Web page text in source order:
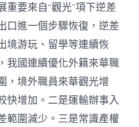
重要來自“觀光”項下逆差
口進一個步驟恢復，逆差
境游玩、留學等連續恢
我國連續優化外籍來華職
，境外職員來華觀光增
快增加。二是運輸辦事入
範圍減少。三是常識產權